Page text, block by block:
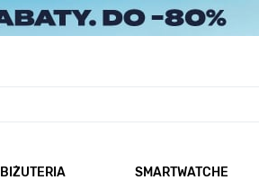
BIŻUTERIA
SMARTWATCHE